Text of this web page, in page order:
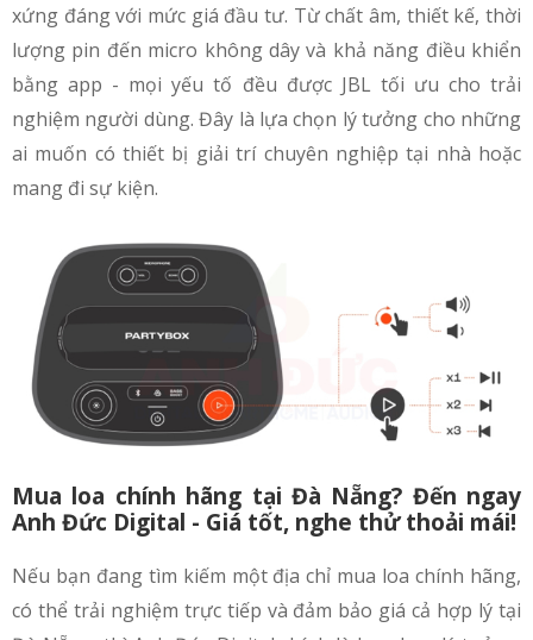
xứng đáng với mức giá đầu tư. Từ chất âm, thiết kế, thời
lượng pin đến micro không dây và khả năng điều khiển
bằng app - mọi yếu tố đều được JBL tối ưu cho trải
nghiệm người dùng. Đây là lựa chọn lý tưởng cho những
ai muốn có thiết bị giải trí chuyên nghiệp tại nhà hoặc
mang đi sự kiện.
Mua loa chính hãng tại Đà Nẵng? Đến ngay
Anh Đức Digital - Giá tốt, nghe thử thoải mái!
Nếu bạn đang tìm kiếm một địa chỉ mua loa chính hãng,
có thể trải nghiệm trực tiếp và đảm bảo giá cả hợp lý tại